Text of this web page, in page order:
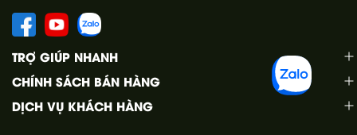
TRỢ GIÚP NHANH
CHÍNH SÁCH BÁN HÀNG
DỊCH VỤ KHÁCH HÀNG